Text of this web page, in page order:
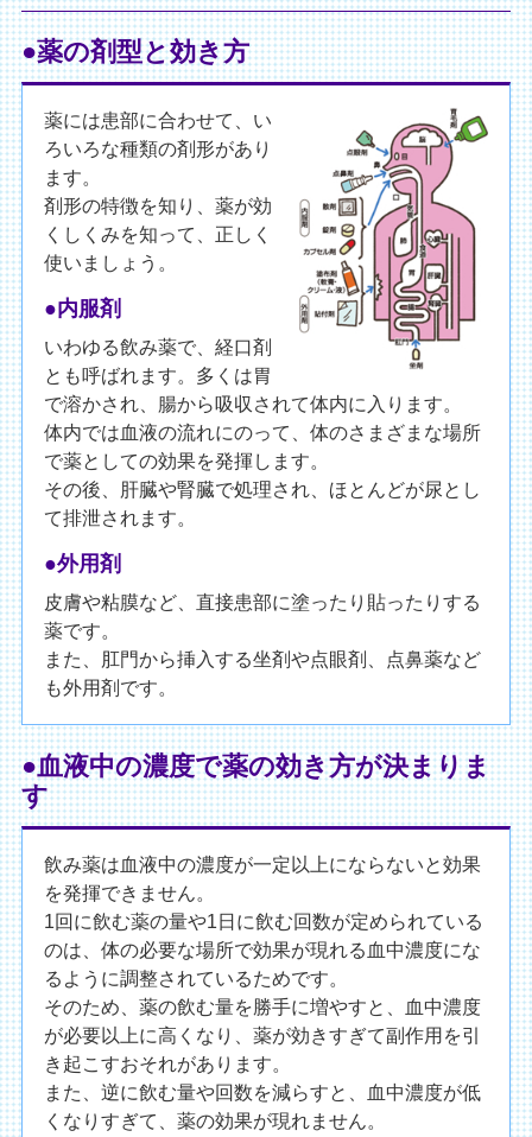
●薬の剤型と効き方
薬には患部に合わせて、い
ろいろな種類の剤形があり
ます。
剤形の特徴を知り、薬が効
くしくみを知って、正しく
使いましょう。
●内服剤
いわゆる飲み薬で、経口剤
とも呼ばれます。多くは胃
で溶かされ、腸から吸収されて体内に入ります。
体内では血液の流れにのって、体のさまざまな場所
で薬としての効果を発揮します。
その後、肝臓や腎臓で処理され、ほとんどが尿とし
て排泄されます。
●外用剤
皮膚や粘膜など、直接患部に塗ったり貼ったりする
薬です。
また、肛門から挿入する坐剤や点眼剤、点鼻薬など
も外用剤です。
●血液中の濃度で薬の効き方が決まりま
す
飲み薬は血液中の濃度が一定以上にならないと効果
を発揮できません。
1回に飲む薬の量や1日に飲む回数が定められている
のは、体の必要な場所で効果が現れる血中濃度にな
るように調整されているためです。
そのため、薬の飲む量を勝手に増やすと、血中濃度
が必要以上に高くなり、薬が効きすぎて副作用を引
き起こすおそれがあります。
また、逆に飲む量や回数を減らすと、血中濃度が低
くなりすぎて、薬の効果が現れません。